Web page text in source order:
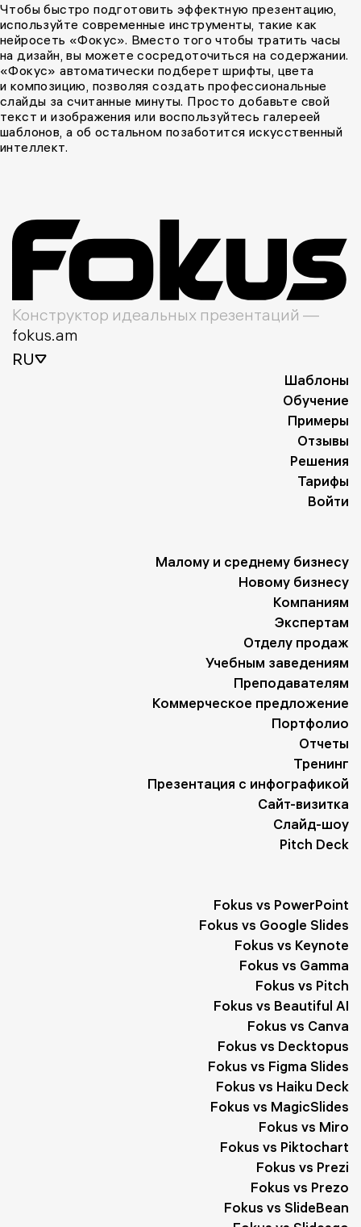
Чтобы быстро подготовить эффектную презентацию,
используйте современные инструменты, такие как
нейросеть «Фокус». Вместо того чтобы тратить часы
на дизайн, вы можете сосредоточиться на содержании.
«Фокус» автоматически подберет шрифты, цвета
и композицию, позволяя создать профессиональные
слайды за считанные минуты. Просто добавьте свой
текст и изображения или воспользуйтесь галереей
шаблонов, а об остальном позаботится искусственный
интеллект.
Конструктор идеальных презентаций —
fokus.am
RU
Шаблоны
Обучение
Примеры
Отзывы
Решения
Тарифы
Войти
Малому и среднему бизнесу
Новому бизнесу
Компаниям
Экспертам
Отделу продаж
Учебным заведениям
Преподавателям
Коммерческое предложение
Портфолио
Отчеты
Тренинг
Презентация с инфографикой
Сайт-визитка
Слайд-шоу
Pitch Deck
Fokus vs PowerPoint
Fokus vs Google Slides
Fokus vs Keynote
Fokus vs Gamma
Fokus vs Pitch
Fokus vs Beautiful AI
Fokus vs Canva
Fokus vs Decktopus
Fokus vs Figma Slides
Fokus vs Haiku Deck
Fokus vs MagicSlides
Fokus vs Miro
Fokus vs Piktochart
Fokus vs Prezi
Fokus vs Prezo
Fokus vs SlideBean